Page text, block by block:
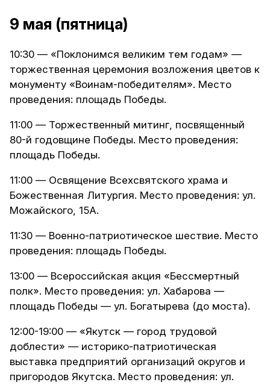
9 мая (пятница)
10:30 — «Поклонимся великим тем годам» —
торжественная церемония возложения цветов к
монументу «Воинам-победителям». Место
проведения: площадь Победы.
11:00 — Торжественный митинг, посвященный
80-й годовщине Победы. Место проведения:
площадь Победы.
11:00 — Освящение Всехсвятского храма и
Божественная Литургия. Место проведения: ул.
Можайского, 15А.
11:30 — Военно-патриотическое шествие. Место
проведения: площадь Победы.
13:00 — Всероссийская акция «Бессмертный
полк». Место проведения: ул. Хабарова —
площадь Победы — ул. Богатырева (до моста).
12:00-19:00 — «Якутск — город трудовой
доблести» — историко-патриотическая
выставка предприятий организаций округов и
пригородов Якутска. Место проведения: ул.